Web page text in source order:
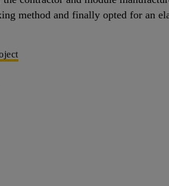
method and finally opted for an